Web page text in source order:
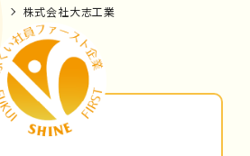
株式会社大志工業